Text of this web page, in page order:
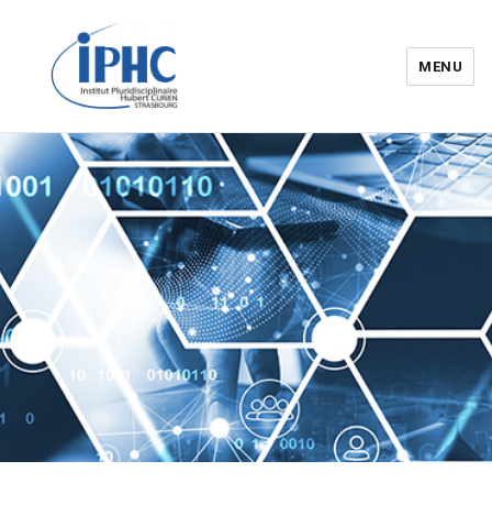
Institut pluridisciplinaire Hubert
Curien – IPHC
MENU